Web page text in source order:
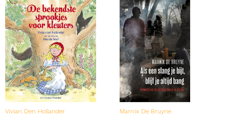
Vivian Den Hollander Marnix De Bruyne